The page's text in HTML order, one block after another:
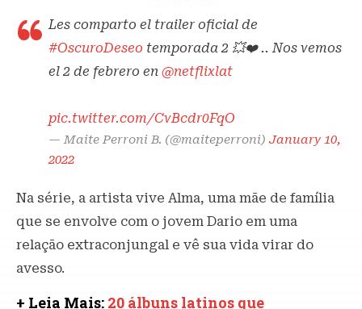
Les comparto el trailer oficial de
#OscuroDeseo temporada 2 💥❤️ .. Nos vemos
el 2 de febrero en @netflixlat
pic.twitter.com/CvBcdr0FqO
— Maite Perroni B. (@maiteperroni) January 10,
2022
Na série, a artista vive Alma, uma mãe de família
que se envolve com o jovem Dario em uma
relação extraconjungal e vê sua vida virar do
avesso.
+ Leia Mais: 20 álbuns latinos que